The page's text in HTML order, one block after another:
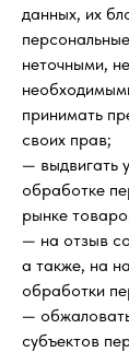
данных, их
неточными,
принимать
своих прав;
— выдвигать
обработке
рынке
— на отзыв
а также, на
обработки
—
субъектов